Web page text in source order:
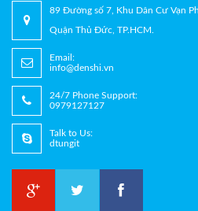
89 Đường số 7, Khu Dân Cư Vạn
Quận Thủ Đức, TP.HCM.
Email:
info@denshi.vn
24/7 Phone Support:
0979127127
Talk to Us:
dtungit